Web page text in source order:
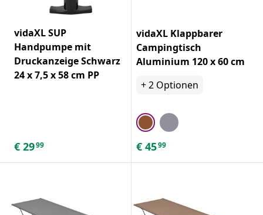
vidaXL SUP
Handpumpe mit
Druckanzeige Schwarz
24 x 7,5 x 58 cm PP
€ 2999
vidaXL Klappbarer
Campingtisch
Aluminium 120 x 60 cm
+2 Optionen
€ 4599